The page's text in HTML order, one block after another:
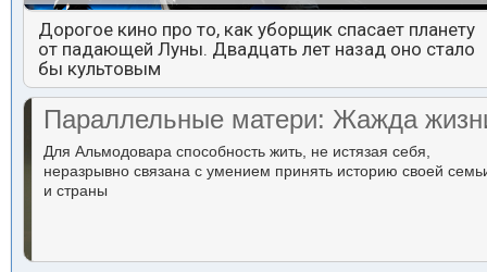
Дорогое кино про то, как уборщик спасает планету
от падающей Луны. Двадцать лет назад оно стало
бы культовым
Параллельные матери: Жажда
Для Альмодовара способность жить, не истязая себя,
неразрывно связана с умением принять историю своей
и страны